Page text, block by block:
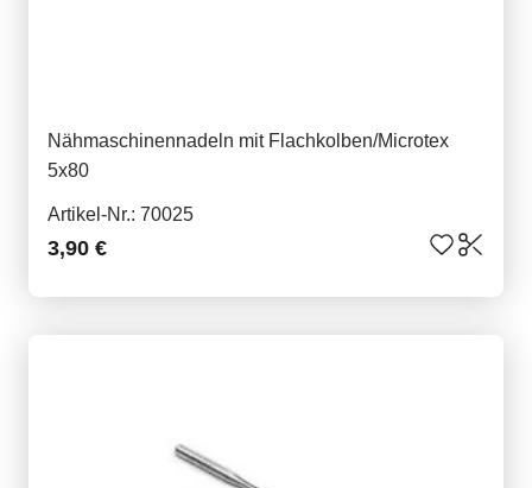
Nähmaschinennadeln mit Flachkolben/Microtex
5x80
Artikel-Nr.: 70025
3,90 €